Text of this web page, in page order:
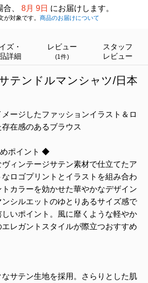
、 8月 9日 にお届けします。
対象です。 商品のお届けについて
ズ・
詳細
レビュー
(1件)
スタッフ
レビュー
テンドルマンシャツ/日本
ージしたファッションイラスト＆ロ
在感のあるブラウス
ポイント ◆
ィンテージサテン素材で仕立てたア
ロゴプリントとイラストを組み合わ
カラーを効かせた華やかなデザイン
シルエットのゆとりあるサイズ感で
いポイント。風に靡くような軽やか
レガントスタイルが際立つおすすめ
サテン生地を採用。さらりとした肌